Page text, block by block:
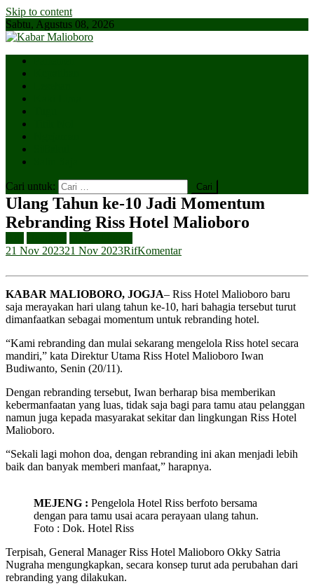
Skip to content
Sabtu, Agustus 08, 2026
Cari untuk:
Ulang Tahun ke-10 Jadi Momentum
Rebranding Riss Hotel Malioboro
21 Nov 202321 Nov 2023RifKomentar
KABAR MALIOBORO, JOGJA– Riss Hotel Malioboro baru
saja merayakan hari ulang tahun ke-10, hari bahagia tersebut turut
dimanfaatkan sebagai momentum untuk rebranding hotel.
“Kami rebranding dan mulai sekarang mengelola Riss hotel secara
mandiri,” kata Direktur Utama Riss Hotel Malioboro Iwan
Budiwanto, Senin (20/11).
Dengan rebranding tersebut, Iwan berharap bisa memberikan
kebermanfaatan yang luas, tidak saja bagi para tamu atau pelanggan
namun juga kepada masyarakat sekitar dan lingkungan Riss Hotel
Malioboro.
“Sekali lagi mohon doa, dengan rebranding ini akan menjadi lebih
baik dan banyak memberi manfaat,” harapnya.
MEJENG : Pengelola Hotel Riss berfoto bersama
dengan para tamu usai acara perayaan ulang tahun.
Foto : Dok. Hotel Riss
Terpisah, General Manager Riss Hotel Malioboro Okky Satria
Nugraha mengungkapkan, secara konsep turut ada perubahan dari
rebranding yang dilakukan.